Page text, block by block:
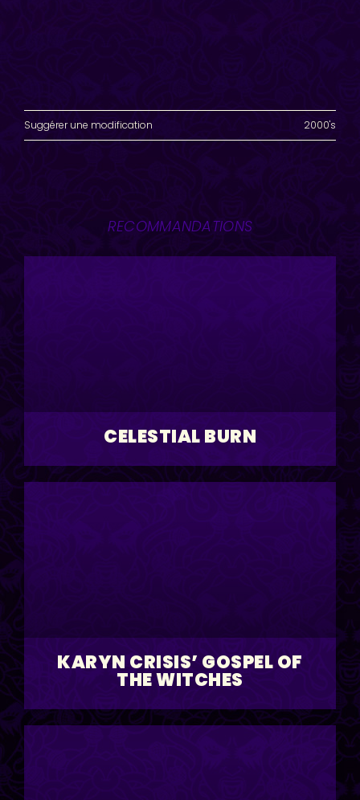
Suggérer une modification 2000's
RECOMMANDATIONS
CELESTIAL BURN
KARYN CRISIS’ GOSPEL OF
THE WITCHES